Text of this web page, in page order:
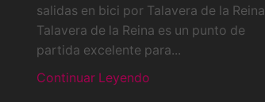
salidas en bici por Talavera de la Reina
Talavera de la Reina es un punto de
partida excelente para...
Continuar Leyendo